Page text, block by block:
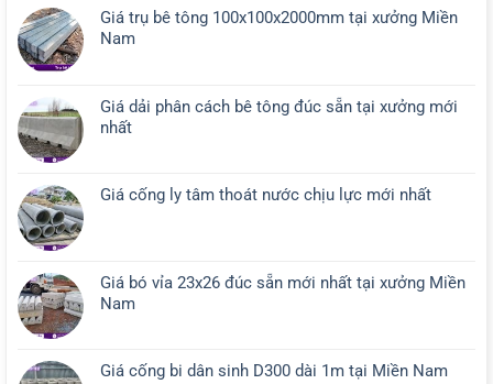
Giá trụ bê tông 100x100x2000mm tại xưởng Miền
Nam
Giá dải phân cách bê tông đúc sẵn tại xưởng mới
nhất
Giá cống ly tâm thoát nước chịu lực mới nhất
Giá bó vỉa 23x26 đúc sẵn mới nhất tại xưởng Miền
Nam
Giá cống bi dân sinh D300 dài 1m tại Miền Nam